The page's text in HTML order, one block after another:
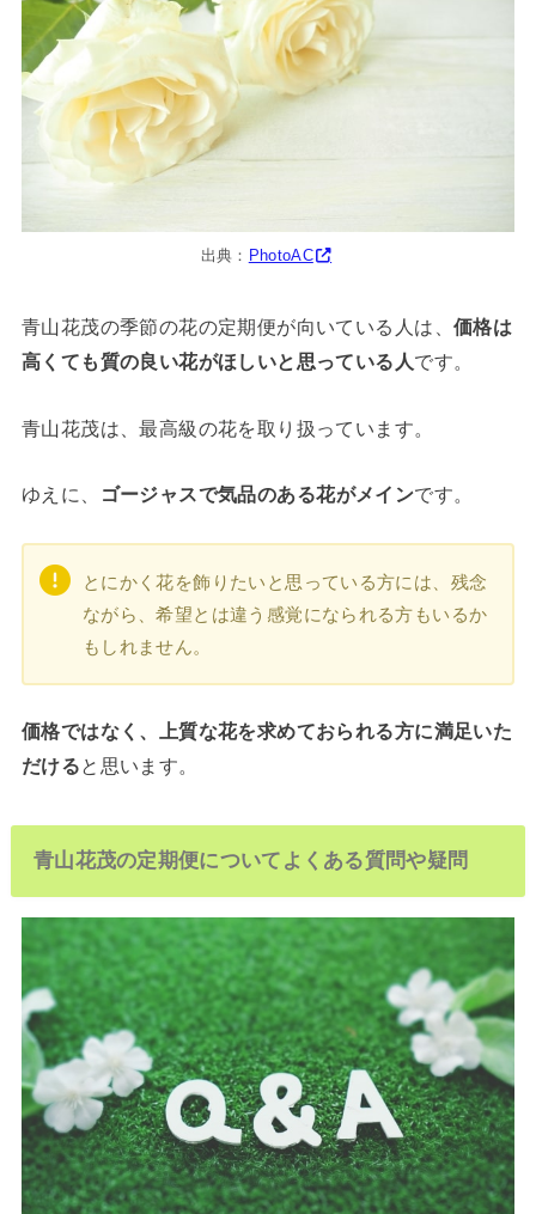
出典： PhotoAC
青山花茂の季節の花の定期便が向いている人は、 価格は
高くても質の良い花がほしいと思っている人です。
青山花茂は、最高級の花を取り扱っています。
ゆえに、 ゴージャスで気品のある花がメインです。
とにかく花を飾りたいと思っている方には、残念
ながら、希望とは違う感覚になられる方もいるか
もしれません。
価格ではなく、上質な花を求めておられる方に満足いた
だけると思います。
青山花茂の定期便についてよくある質問や疑問